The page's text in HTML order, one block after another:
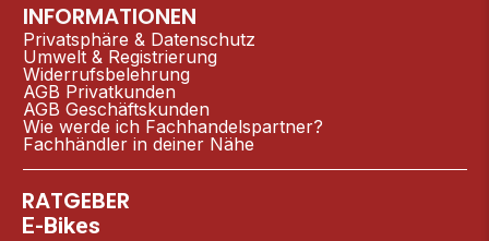
INFORMATIONEN
Privatsphäre & Datenschutz
Umwelt & Registrierung
Widerrufsbelehrung
AGB Privatkunden
AGB Geschäftskunden
Wie werde ich Fachhandelspartner?
Fachhändler in deiner Nähe
RATGEBER
E-Bikes